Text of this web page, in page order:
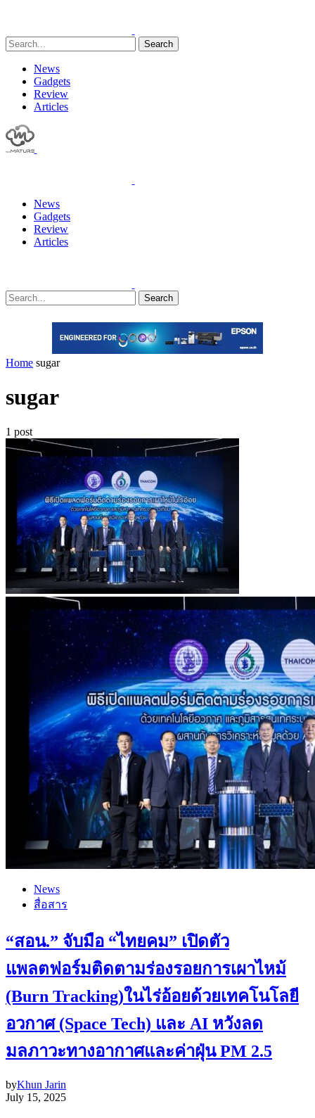
Search
News
Gadgets
Review
Articles
News
Gadgets
Review
Articles
Search
Home sugar
sugar
1 post
News
สื่อสาร
“สอน.” จับมือ “ไทยคม” เปิดตัว
แพลตฟอร์มติดตามร่องรอยการเผาไหม้
(Burn Tracking)ในไร่อ้อยด้วยเทคโนโลยี
อวกาศ (Space Tech) และ AI หวังลด
มลภาวะทางอากาศและค่าฝุ่น PM 2.5
byKhun Jarin
July 15, 2025